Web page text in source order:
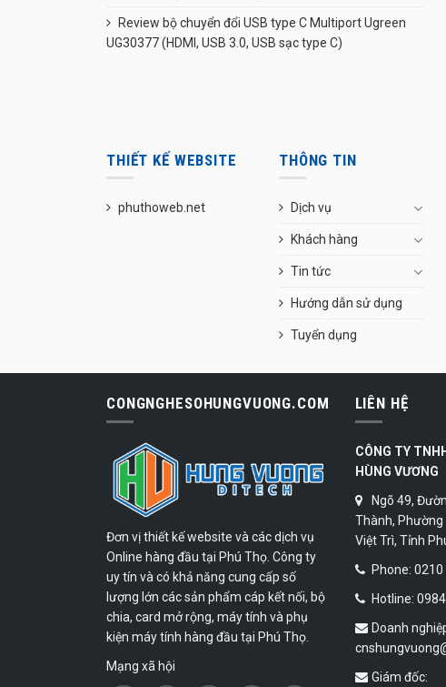
Review bộ chuyển đổi USB type C Multiport Ugreen
UG30377 (HDMI, USB 3.0, USB sạc type C)
THIẾT KẾ WEBSITE
phuthoweb.net
THÔNG TIN
Dịch vụ
Khách hàng
Tin tức
Hướng dẫn sử dụng
Tuyển dụng
CONGNGHESOHUNGVUONG.COM
Đơn vị thiết kế website và các dịch vụ
Online hàng đầu tại Phú Thọ. Công ty
uy tín và có khả năng cung cấp số
lượng lớn các sản phẩm cáp kết nối, bộ
chia, card mở rộng, máy tính và phụ
kiện máy tính hàng đầu tại Phú Thọ.
Mạng xã hội
LIÊN HỆ
CÔNG TY
HÙNG VƯƠNG
Ngõ 49,
Thành, Phường
Việt Trì, Tỉnh
Phone: 0210
Hotline:
Doanh
Giám đốc: